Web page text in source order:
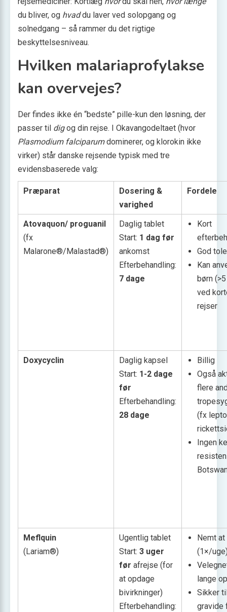
du bliver, og hvaddu laver ved solopgang og
solnedgang – så rammer du det rigtige
beskyttelsesniveau.
Hvilken malariaprofylakse
kan overvejes?
Der findes ikke én “bedste” pille-kun den løsning, der
passer til digog din rejse. I Okavangodeltaet (hvor
Plasmodium falciparumdominerer, og klorokin ikke
virker) står danske rejsende typisk med tre
evidensbaserede valg:
Præparat
Dosering &
varighed
Fordele
Atovaquon/ proguanil
(fx
Malarone®/Malastad®)
Daglig tablet
Start: 1 dag før
ankomst
Efterbehandling:
7 dage
Kort
God
Kan
børn
ved
rejser
Doxycyclin
Daglig kapsel
Start: 1-2 dage
før
Efterbehandling:
28 dage
Billig
Også
flere
(fx
Ingen
Meflquin
(Lariam®)
Ugentlig tablet
Start: 3 uger
før afrejse (for
at opdage
bivirkninger)
Efterbehandling:
Nemt
(1×/
lange
Sikker
gravide